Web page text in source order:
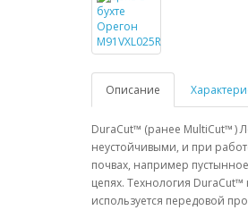
Описание
DuraCut™ (ранее MultiCut™ )
неустойчивыми, и при
почвах, например
цепях. Технология
используется передовой